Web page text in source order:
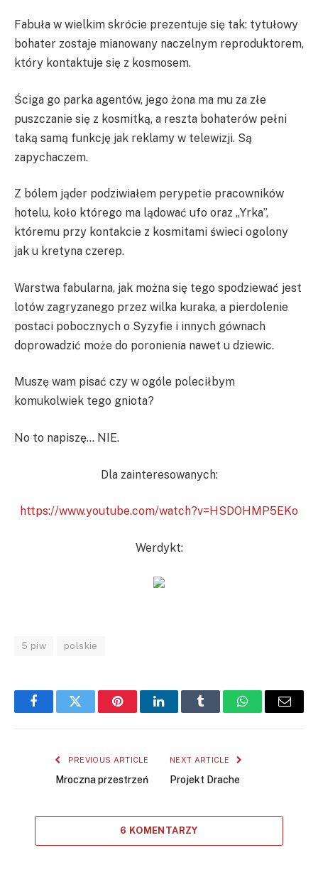
Fabuła w wielkim skrócie prezentuje się tak: tytułowy
bohater zostaje mianowany naczelnym reproduktorem,
który kontaktuje się z kosmosem.
Ściga go parka agentów, jego żona ma mu za złe
puszczanie się z kosmitką, a reszta bohaterów pełni
taką samą funkcję jak reklamy w telewizji. Są
zapychaczem.
Z bólem jąder podziwiałem perypetie pracowników
hotelu, koło którego ma lądować ufo oraz „Yrka”,
któremu przy kontakcie z kosmitami świeci ogolony
jak u kretyna czerep.
Warstwa fabularna, jak można się tego spodziewać jest
lotów zagryzanego przez wilka kuraka, a pierdolenie
postaci pobocznych o Syzyfie i innych gównach
doprowadzić może do poronienia nawet u dziewic.
Muszę wam pisać czy w ogóle poleciłbym
komukolwiek tego gniota?
No to napiszę… NIE.
Dla zainteresowanych:
https://www.youtube.com/watch?v=HSDOHMP5EKo
Werdykt:
5 piw polskie
FacebookTwitter PinterestLinkedInTumblr WhatsAppEmail
PREVIOUS ARTICLE
Mroczna przestrzeń
NEXT ARTICLE
Projekt Drache
6 KOMENTARZY